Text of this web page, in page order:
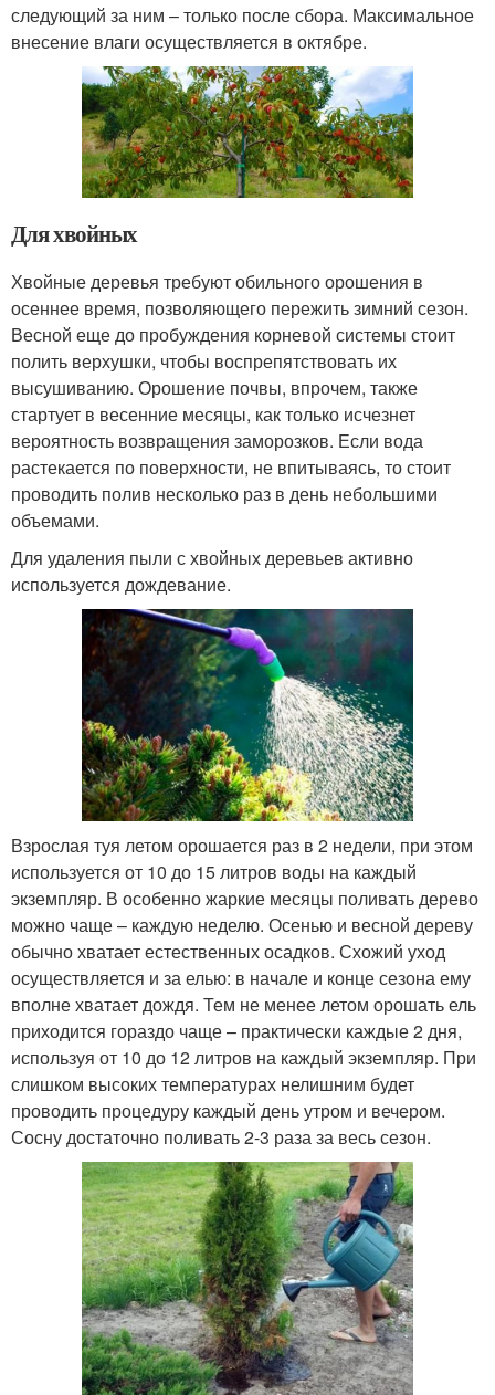
следующий за ним – только после сбора. Максимальное
внесение влаги осуществляется в октябре.
Для хвойных
Хвойные деревья требуют обильного орошения в
осеннее время, позволяющего пережить зимний сезон.
Весной еще до пробуждения корневой системы стоит
полить верхушки, чтобы воспрепятствовать их
высушиванию. Орошение почвы, впрочем, также
стартует в весенние месяцы, как только исчезнет
вероятность возвращения заморозков. Если вода
растекается по поверхности, не впитываясь, то стоит
проводить полив несколько раз в день небольшими
объемами.
Для удаления пыли с хвойных деревьев активно
используется дождевание.
Взрослая туя летом орошается раз в 2 недели, при этом
используется от 10 до 15 литров воды на каждый
экземпляр. В особенно жаркие месяцы поливать дерево
можно чаще – каждую неделю. Осенью и весной дереву
обычно хватает естественных осадков. Схожий уход
осуществляется и за елью: в начале и конце сезона ему
вполне хватает дождя. Тем не менее летом орошать ель
приходится гораздо чаще – практически каждые 2 дня,
используя от 10 до 12 литров на каждый экземпляр. При
слишком высоких температурах нелишним будет
проводить процедуру каждый день утром и вечером.
Сосну достаточно поливать 2-3 раза за весь сезон.